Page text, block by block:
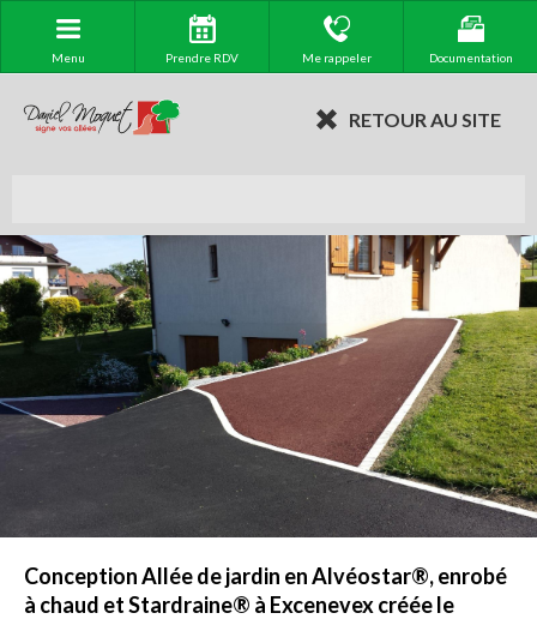
Menu Prendre RDV Me rappeler Documentation
RETOUR AU SITE
Conception Allée de jardin en Alvéostar®, enrobé
à chaud et Stardraine® à Excenevex créée le